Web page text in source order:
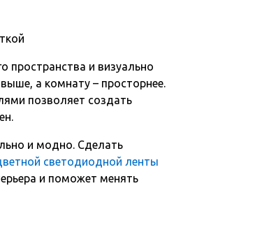
пространства и визуально
а комнату – просторнее.
позволяет создать
и модно. Сделать
светодиодной ленты
и поможет менять